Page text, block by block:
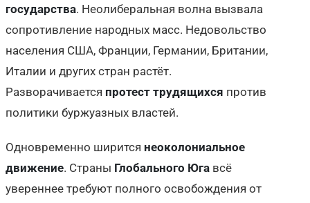
государства. Неолиберальная волна вызвала
сопротивление народных масс. Недовольство
населения США, Франции, Германии, Британии,
Италии и других стран растёт.
Разворачивается протест трудящихся против
политики буржуазных властей.
Одновременно ширится неоколониальное
движение. Страны Глобального Юга всё
увереннее требуют полного освобождения от